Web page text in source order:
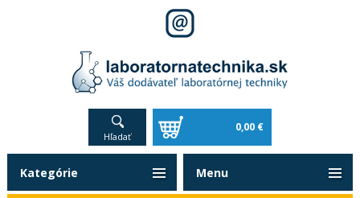
Hľadať
0,00 €
Kategórie Menu